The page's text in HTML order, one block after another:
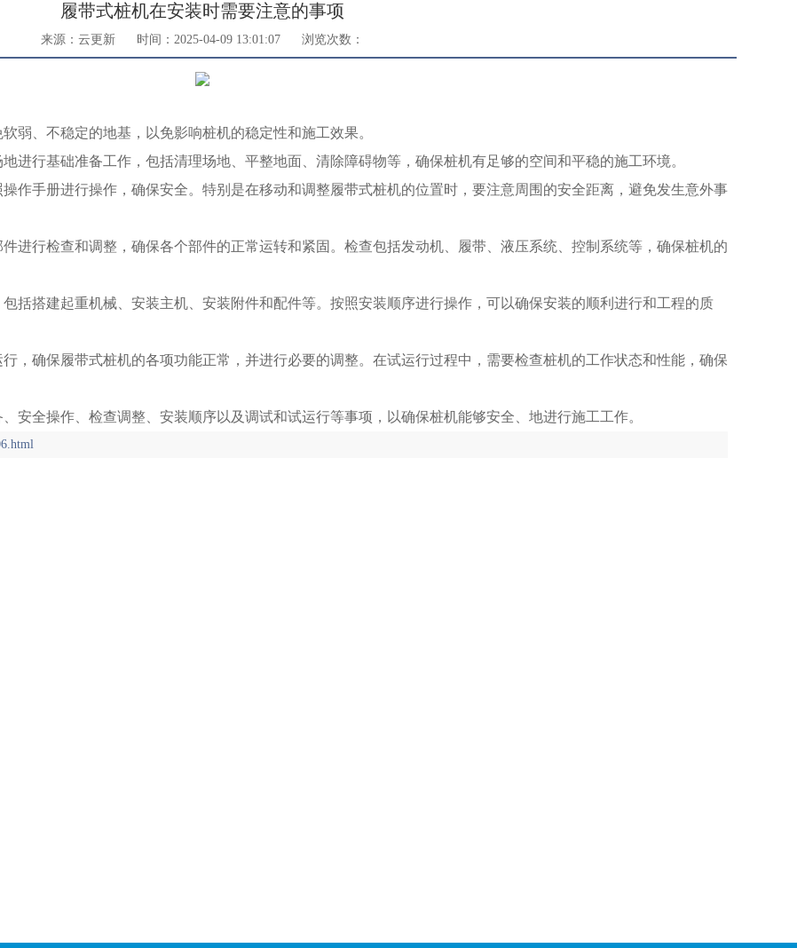
履带式桩机在安装时需要注意的事项
来源：云更新 时间：2025-04-09 13:01:07 浏览次数：
弱、不稳定的地基，以免影响桩机的稳定性和施工效果。
进行基础准备工作，包括清理场地、平整地面、清除障碍物等，确保桩机有足够的空间和平稳的施工环境。
作手册进行操作，确保安全。特别是在移动和调整履带式桩机的位置时，要注意周围的安全距离，避免发生意外事
进行检查和调整，确保各个部件的正常运转和紧固。检查包括发动机、履带、液压系统、控制系统等，确保桩机的
括搭建起重机械、安装主机、安装附件和配件等。按照安装顺序进行操作，可以确保安装的顺利进行和工程的质
，确保履带式桩机的各项功能正常，并进行必要的调整。在试运行过程中，需要检查桩机的工作状态和性能，确保
安全操作、检查调整、安装顺序以及调试和试运行等事项，以确保桩机能够安全、地进行施工工作。